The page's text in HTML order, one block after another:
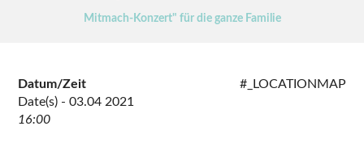
Mitmach-Konzert" für die ganze Familie
#_LOCATIONMAP
Datum/Zeit
Date(s) - 03.04 2021
16:00